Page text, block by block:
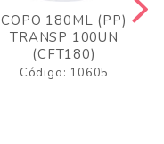
COPO 180ML (PP)
TRANSP 100UN
(CFT180)
Código: 10605